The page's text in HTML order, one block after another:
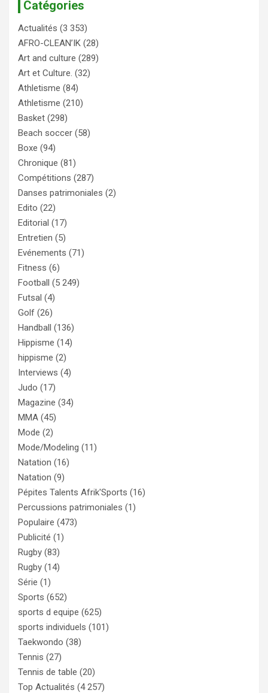
Catégories
Actualités (3 353)
AFRO-CLEAN’IK (28)
Art and culture (289)
Art et Culture. (32)
Athletisme (84)
Athletisme (210)
Basket (298)
Beach soccer (58)
Boxe (94)
Chronique (81)
Compétitions (287)
Danses patrimoniales (2)
Edito (22)
Editorial (17)
Entretien (5)
Evénements (71)
Fitness (6)
Football (5 249)
Futsal (4)
Golf (26)
Handball (136)
Hippisme (14)
hippisme (2)
Interviews (4)
Judo (17)
Magazine (34)
MMA (45)
Mode (2)
Mode/Modeling (11)
Natation (16)
Natation (9)
Pépites Talents Afrik'Sports (16)
Percussions patrimoniales (1)
Populaire (473)
Publicité (1)
Rugby (83)
Rugby (14)
Série (1)
Sports (652)
sports d equipe (625)
sports individuels (101)
Taekwondo (38)
Tennis (27)
Tennis de table (20)
Top Actualités (4 257)